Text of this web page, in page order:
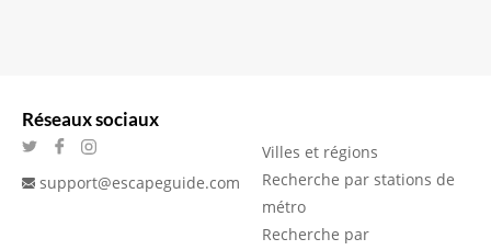
Réseaux sociaux
support@escapeguide.com
Villes et régions
Recherche par stations de
métro
Recherche par